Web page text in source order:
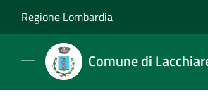
Regione Lombardia
Comune di